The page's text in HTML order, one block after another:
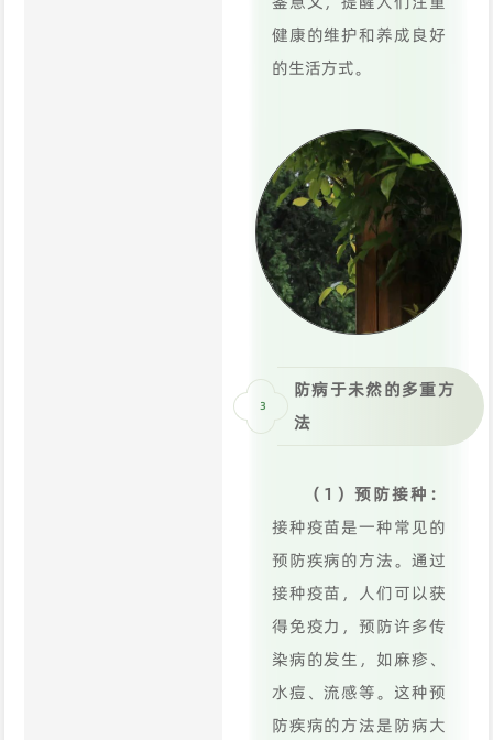
健康的维护和养成良好
的生活方式。
3
防病于未然的多重方
法
（1）预防接种：
接种疫苗是一种常见的
预防疾病的方法。通过
接种疫苗，人们可以获
得免疫力，预防许多传
染病的发生，如麻疹、
水痘、流感等。这种预
防疾病的方法是防病大